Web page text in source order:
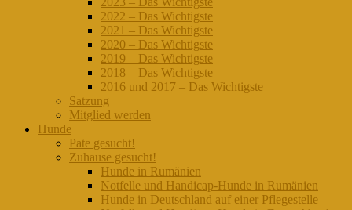
2022 – Das Wichtigste
2021 – Das Wichtigste
2020 – Das Wichtigste
2019 – Das Wichtigste
2018 – Das Wichtigste
2016 und 2017 – Das Wichtigste
Satzung
Mitglied werden
Hunde
Pate gesucht!
Zuhause gesucht!
Hunde in Rumänien
Notfelle und Handicap-Hunde in Rumänien
Hunde in Deutschland auf einer Pflegestelle